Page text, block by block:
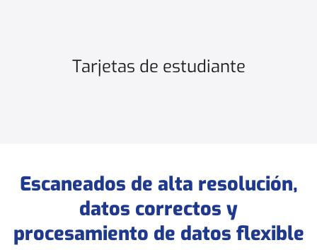
Tarjetas de estudiante
Escaneados de alta resolución,
datos correctos y
procesamiento de datos flexible